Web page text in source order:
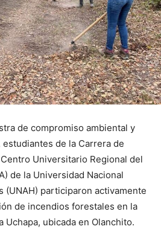
de compromiso ambiental y
de la Carrera de
Universitario Regional del
de la Universidad Nacional
(UNAH) participaron activamente
de incendios forestales en la
Uchapa, ubicada en Olanchito.